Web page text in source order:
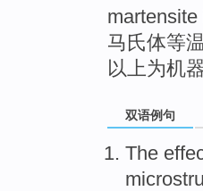
马氏体等
以上为机
双语例句
The